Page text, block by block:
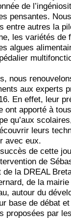
de
pensantes. Nous
entre autres la
les variétés de
algues
nous
aux experts
En effet, leur
ont apporté à
qu’aux
leurs
avec eux.
de cette
de
de la DREAL
de la mairie
autour du
base de débat et
proposées par